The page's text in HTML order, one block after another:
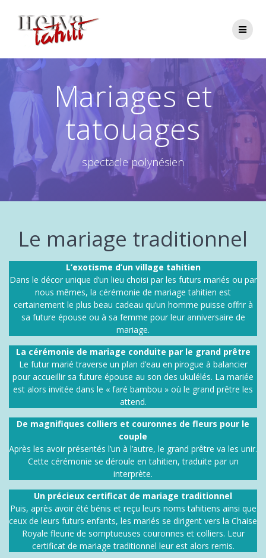
Mariages et
tatouages
spectacle polynésien
Le mariage traditionnel
L’exotisme d’un village tahitien
Dans le décor unique d’un lieu choisi par les futurs mariés ou par
nous mêmes, la cérémonie de mariage tahitien est
certainement le plus beau cadeau qu’un homme puisse offrir à
sa future épouse ou à sa femme pour leur anniversaire de
mariage.
La cérémonie de mariage conduite par le grand prêtre
Le futur marié traverse un plan d’eau en pirogue à balancier
pour accueillir sa future épouse au son des ukulélés. La mariée
est alors invitée dans le « faré bambou » où le grand prêtre les
attend.
De magnifiques colliers et couronnes de fleurs pour le
couple
Après les avoir présentés l’un à l’autre, le grand prêtre va les unir.
Cette cérémonie se déroule en tahitien, traduite par un
interprète.
Un précieux certificat de mariage traditionnel
Puis, après avoir été bénis et reçu leurs noms tahitiens ainsi que
ceux de leurs futurs enfants, les mariés se dirigent vers la Chaise
Royale fleurie de somptueuses couronnes et colliers. Leur
certificat de mariage traditionnel leur est alors remis.